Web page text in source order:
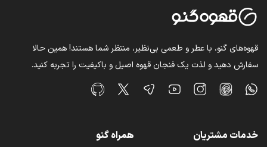
قهوه‌های گنو، با عطر و طعمی بی‌نظیر، منتظر شما هستند! همین حالا
سفارش دهید و لذت یک فنجان قهوه اصیل و باکیفیت را تجربه کنید.
خدمات مشتریان همراه گنو